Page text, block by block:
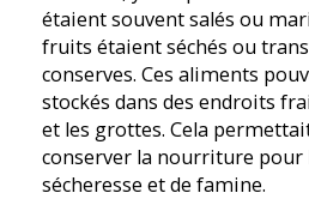
étaient souvent salés ou
fruits étaient séchés ou
conserves. Ces aliments
stockés dans des endroits
et les grottes. Cela
conserver la nourriture pour
sécheresse et de famine.